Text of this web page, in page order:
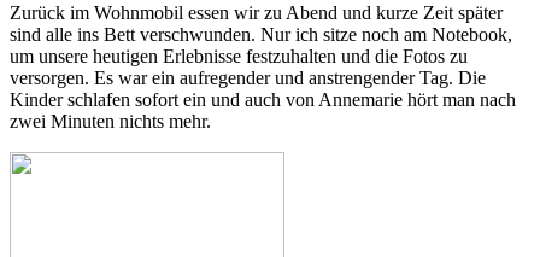
Zurück im Wohnmobil essen wir zu Abend und kurze Zeit später
sind alle ins Bett verschwunden. Nur ich sitze noch am Notebook,
um unsere heutigen Erlebnisse festzuhalten und die Fotos zu
versorgen. Es war ein aufregender und anstrengender Tag. Die
Kinder schlafen sofort ein und auch von Annemarie hört man nach
zwei Minuten nichts mehr.